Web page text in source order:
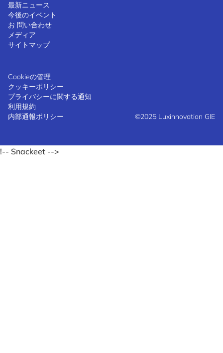
最新ニュース
今後のイベント
お 問い合わせ
メディア
サイトマップ
Cookieの管理
クッキーポリシー
プライバシーに関する通知
利用規約
内部通報ポリシー
©2025 Luxinnovation GIE
!-- Snackeet -->